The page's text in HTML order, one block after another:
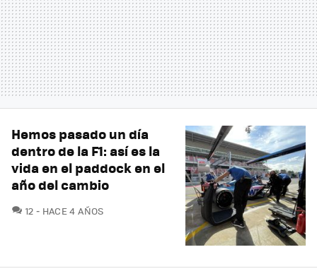
Hemos pasado un día
dentro de la F1: así es la
vida en el paddock en el
año del cambio
12 COMENTARIOS
HACE 4 AÑOS